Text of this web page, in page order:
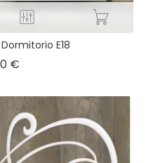
E18
€Precio